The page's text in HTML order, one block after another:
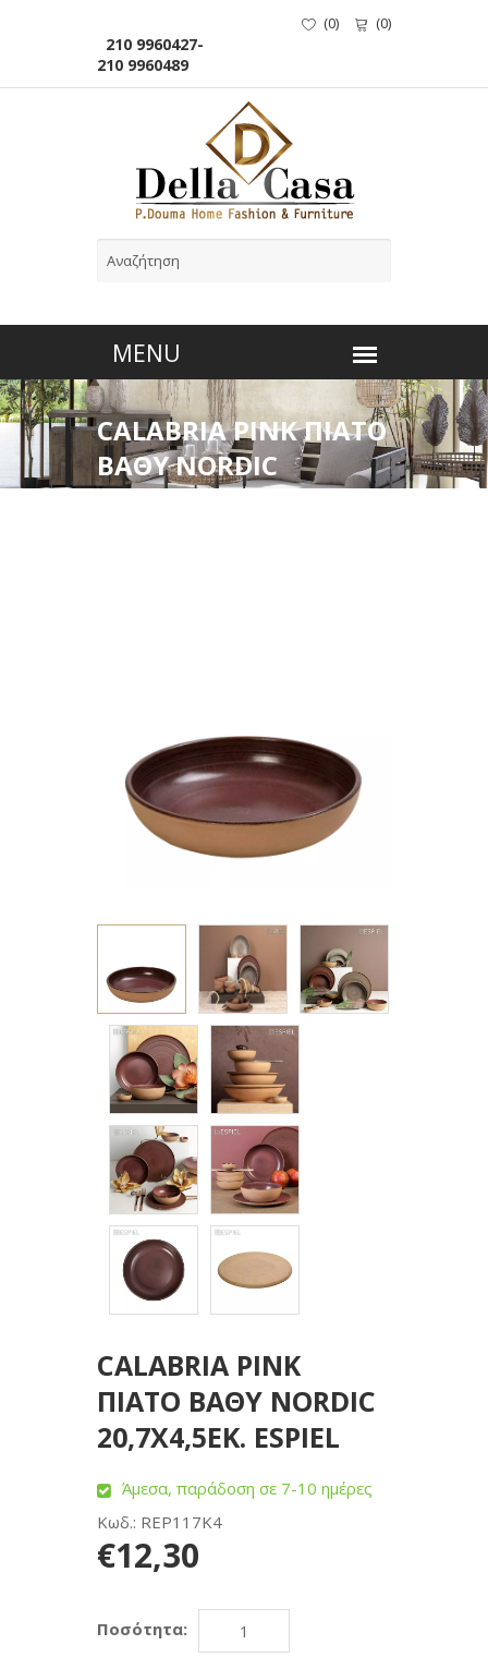
210 9960427-
210 9960489
(0) (0)
CALABRIA PINK ΠΙΑΤΟ
ΒΑΘΥ NORDIC
20,7Χ4,5ΕΚ.
CALABRIA PINK
ΠΙΑΤΟ ΒΑΘΥ NORDIC
20,7Χ4,5ΕΚ. ESPIEL
Άμεσα, παράδοση σε 7-10 ημέρες
Κωδ.: REP117K4
€12,30
Ποσότητα: